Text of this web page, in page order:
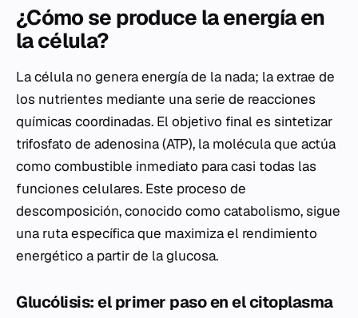
¿Cómo se produce la energía en
la célula?
La célula no genera energía de la nada; la extrae de
los nutrientes mediante una serie de reacciones
químicas coordinadas. El objetivo final es sintetizar
trifosfato de adenosina (ATP), la molécula que actúa
como combustible inmediato para casi todas las
funciones celulares. Este proceso de
descomposición, conocido como catabolismo, sigue
una ruta específica que maximiza el rendimiento
energético a partir de la glucosa.
Glucólisis: el primer paso en el citoplasma